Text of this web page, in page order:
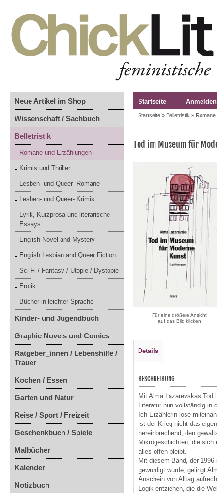
Neue Artikel im Shop
Wissenschaft / Sachbuch
Belletristik
Romane und Erzählungen
Krimis und Thriller
Lesben- und Queer- Romane
Lesben- und Queer- Krimis
Lyrik, Kurzprosa und literarische
Essays
English Novel and Mystery
English Lesbian and Queer Fiction
Sci-Fi / Fantasy / Utopie / Dystopie
Erotik
Bücher in leichter Sprache
Kinder- und Jugendbuch
Graphic Novels und Comics
Ratgeber_innen / Lebenshilfe /
Trauer
Kochen / Essen
Garten und Natur
Reise / Sport / Freizeit
Geschenkbuch / Spiele
Malbücher
Kalender
Notizbuch
Startseite Anmelden
Startseite » Belletristik »
Tod im Museum für
Für eine größere Ansicht
auf das Bild klicken
Details
BESCHREIBUNG
Mit Alma Lazarevskas Tod
Literatur nun vollständig in
Ich-Erzählerin lose
ist der Krieg nicht das
hereinbrechend, den
Mikrogeschichten, die sich
alles offen bleibt.
Mit diesem Band, der
gewürdigt wurde, gelingt
Anschein von Alltag
Logik entziehen, die die